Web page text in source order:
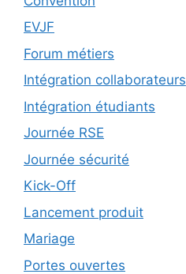
EVJF
Forum métiers
Intégration collaborateurs
Intégration étudiants
Journée RSE
Journée sécurité
Kick-Off
Lancement produit
Mariage
Portes ouvertes